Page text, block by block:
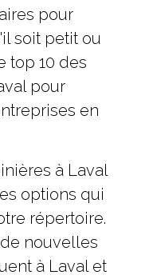
pour
soit petit ou
top 10 des
pour
en
à Laval
options qui
répertoire.
nouvelles
à Laval et